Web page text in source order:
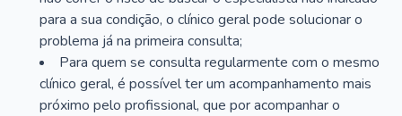
para a sua condição, o clínico geral pode solucionar o
problema já na primeira consulta;
Para quem se consulta regularmente com o mesmo
clínico geral, é possível ter um acompanhamento mais
próximo pelo profissional, que por acompanhar o